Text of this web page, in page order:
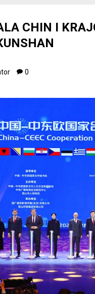
CHIN I
0